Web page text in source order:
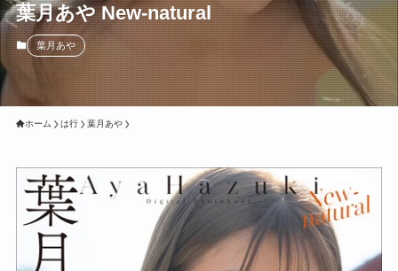
葉月あや New-natural
葉月あや
ホーム は行 葉月あや